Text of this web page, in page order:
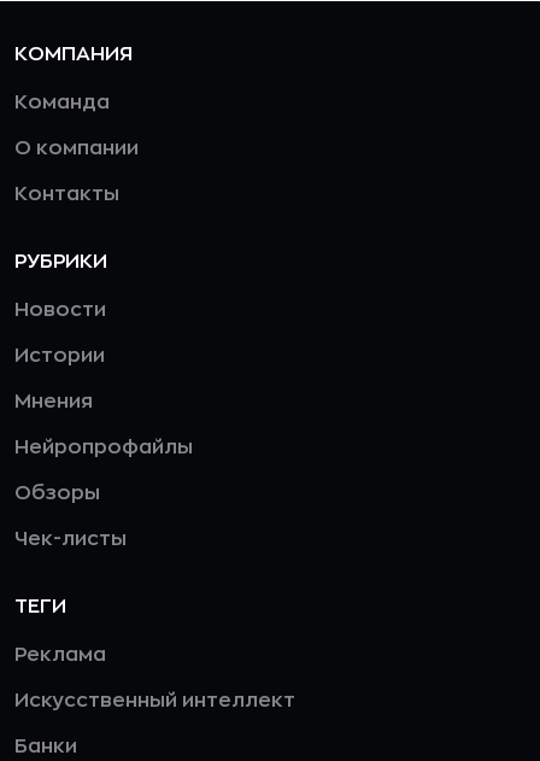
КОМПАНИЯ
Команда
О компании
Контакты
РУБРИКИ
Новости
Истории
Мнения
Нейропрофайлы
Обзоры
Чек-листы
ТЕГИ
Реклама
Искусственный интеллект
Банки